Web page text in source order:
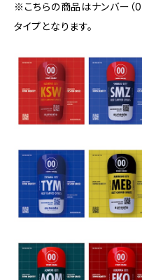
※こちらの商品はナンバー（
タイプとなります。